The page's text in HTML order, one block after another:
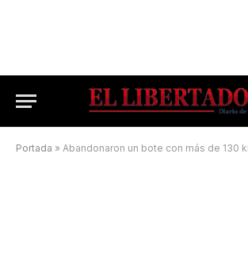
Portada » Abandonaron un bote con más de 130 kilos